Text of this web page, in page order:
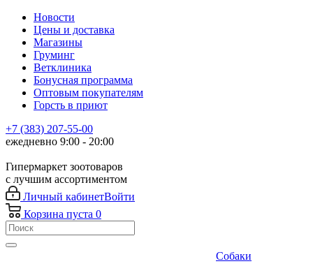
Новости
Цены и доставка
Магазины
Груминг
Ветклиника
Бонусная программа
Оптовым покупателям
Горсть в приют
+7 (383) 207-55-00
ежедневно 9:00 - 20:00
Гипермаркет зоотоваров
с лучшим ассортиментом
Личный кабинетВойти
Корзина пуста 0
Собаки